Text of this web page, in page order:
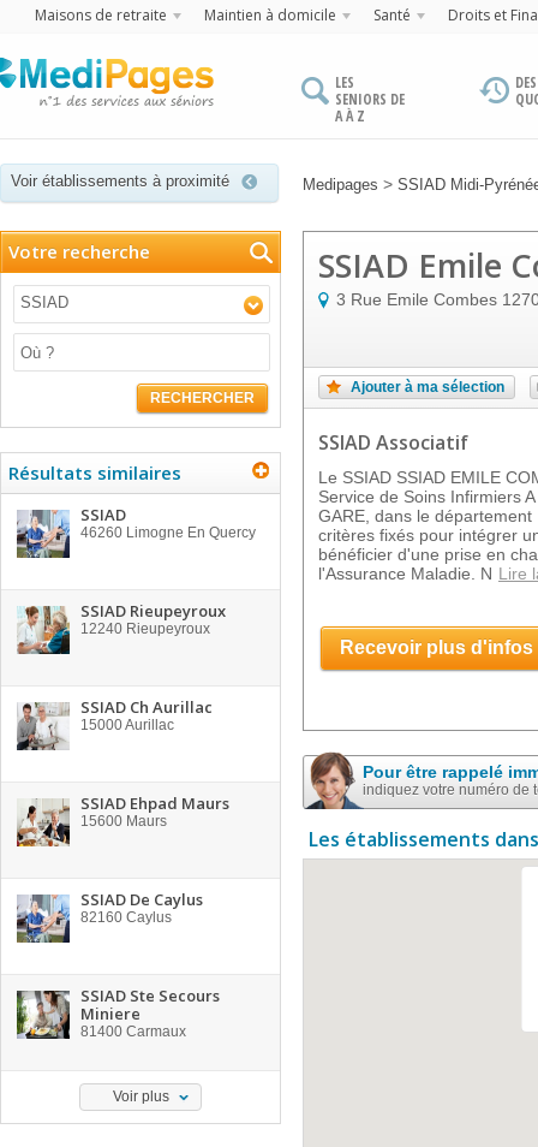
Maisons de retraite Maintien à domicile Santé Droits et
LES
SENIORS DE
A À Z
Voir établissements à proximité Medipages > SSIAD Midi-
Votre recherche
SSIAD
RECHERCHER
Résultats similaires
SSIAD
46260 Limogne En Quercy
SSIAD Rieupeyroux
12240 Rieupeyroux
SSIAD Ch Aurillac
15000Aurillac
SSIAD Ehpad Maurs
15600 Maurs
SSIAD De Caylus
82160 Caylus
SSIAD Ste Secours
Miniere
81400 Carmaux
Voir plus
SSIAD Emile
3 Rue Emile Combes
Ajouter à ma sélection
SSIAD Associatif
Le SSIAD SSIAD EMILE
Service de Soins Infirmiers
GARE, dans le
critères fixés pour intégrer
bénéficier d'une prise en
l'Assurance Maladie. N Lire
Recevoir plus d'infos
Pour être rappelé
indiquez votre numéro de
Les établissements